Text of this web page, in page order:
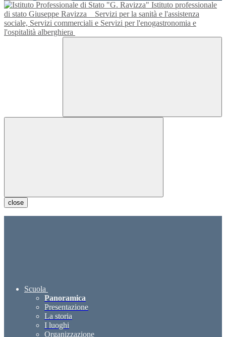
Istituto professionale
di stato Giuseppe Ravizza
Servizi per la sanità e l'assistenza
sociale, Servizi commerciali e Servizi per l'enogastronomia e
l'ospitalità alberghiera
close
Scuola
Panoramica
Presentazione
La storia
I luoghi
Organizzazione